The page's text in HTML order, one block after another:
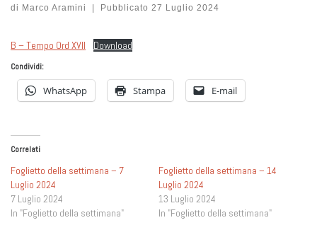
di Marco Aramini Pubblicato 27 Luglio 2024
B – Tempo Ord XVII Download
Condividi:
WhatsApp Stampa E-mail
Correlati
Foglietto della settimana – 7
Luglio 2024
7 Luglio 2024
In "Foglietto della settimana"
Foglietto della settimana – 14
Luglio 2024
13 Luglio 2024
In "Foglietto della settimana"